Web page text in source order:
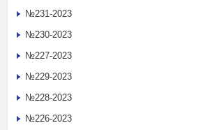
№231-2023
№230-2023
№227-2023
№229-2023
№228-2023
№226-2023